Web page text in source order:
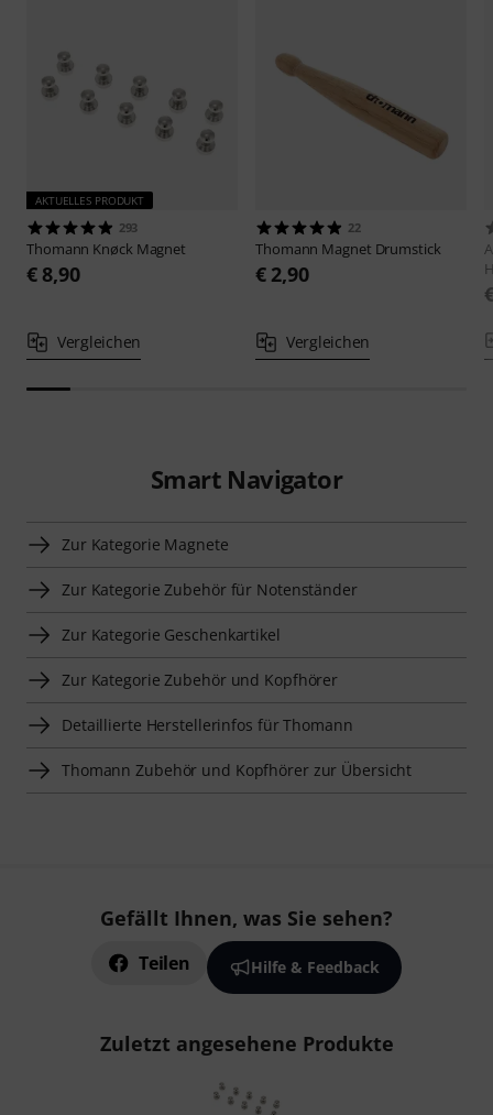
AKTUELLES PRODUKT
293
Thomann Knøck Magnet
€ 8,90
Vergleichen
22
Thomann Magnet Drumstick
€ 2,90
Vergleichen
Smart Navigator
Zur Kategorie Magnete
Zur Kategorie Zubehör für Notenständer
Zur Kategorie Geschenkartikel
Zur Kategorie Zubehör und Kopfhörer
Detaillierte Herstellerinfos für Thomann
Thomann Zubehör und Kopfhörer zur Übersicht
Gefällt Ihnen, was Sie sehen?
Teilen Hilfe & Feedback
Zuletzt angesehene Produkte